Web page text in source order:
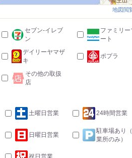
地図閲
セブン-イレブ
ン
ファミリー
ート
デイリーヤマザ
キ
ポプラ
その他の取扱
店
土曜日営業 24時間営業
日曜日営業
駐車場あり
業所のみ）
祝日営業